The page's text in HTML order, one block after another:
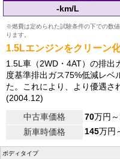
-km/L
※燃費は定められた試験条件の下での数
ります。
1.5Lエンジンをクリーン
1.5L車（2WD・4AT）の排出
度基準排出ガス75%低減レベ
た。これにより、より優遇さ
(2004.12)
中古車価格
70万円～
新車時価格
145万円
ボディタイプ